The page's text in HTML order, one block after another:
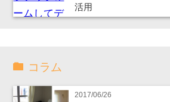
活用
コラム
2017/06/26